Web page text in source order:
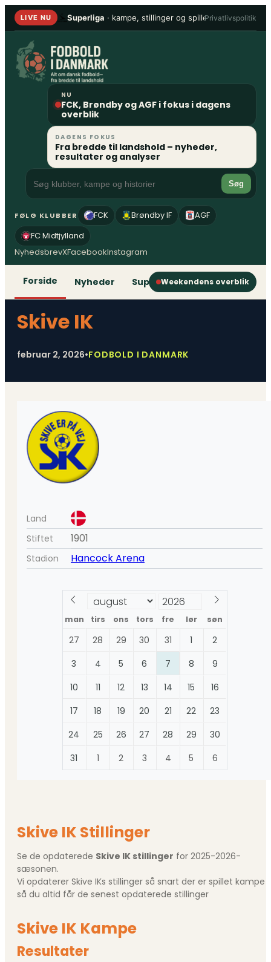
Spring
LIVE NU Superliga · kampe, stillinger og spillere• 1. Division
Privatlivspolitik
NU
FCK, Brøndby og AGF i fokus i dagens
overblik
DAGENS FOKUS
Fra bredde til landshold – nyheder,
resultater og analyser
Søg
FØLG KLUBBER FCK Brøndby IF
AGF
FC Midtjylland
NyhedsbrevXFacebookInstagram
Forside Nyheder Superliga 1. Division 2.
Weekendens overblik
Skive IK
februar 2, 2026•FODBOLD I DANMARK
Land
Stiftet
1901
Stadion Hancock Arena
man tirs ons tors fre lør søn
27 28 29 30 31 1
2
3
4 5 6 7 8
9
10
11 12 13 14 15
16
17
18 19 20 21 22
23
24
25 26 27 28 29
30
31
1 2 3 4 5 6
Skive IK Stillinger
Se de opdaterede Skive IK stillinger for 2025-2026-
sæsonen.
Vi opdaterer Skive IKs stillinger så snart der er spillet kampe
så du altid får de senest opdaterede stillinger
Skive IK Kampe
Resultater